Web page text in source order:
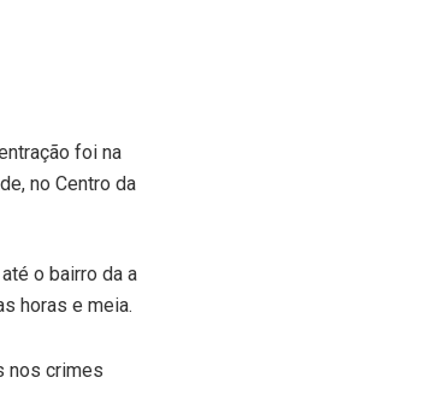
o bairro da a
horas e meia.
nos crimes